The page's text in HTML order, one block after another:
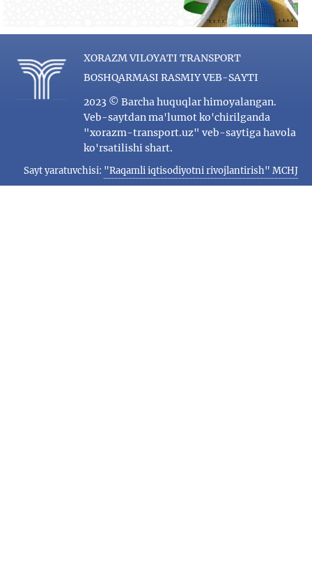
XORAZM VILOYATI TRANSPORT
BOSHQARMASI RASMIY VEB-SAYTI
2023 © Barcha huquqlar himoyalangan.
Veb-saytdan ma'lumot ko'chirilganda
"xorazm-transport.uz" veb-saytiga havola
ko'rsatilishi shart.
Sayt yaratuvchisi: "Raqamli iqtisodiyotni rivojlantirish" MCHJ